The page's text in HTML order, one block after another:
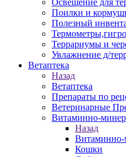
Освещение для
Поилки и
Полезный
Террариумы и
Увлажнение д/
Ветаптека
Назад
Ветаптека
Препараты по
Ветеринарные
Витаминно-
Назад
Витаминно-
Кошки